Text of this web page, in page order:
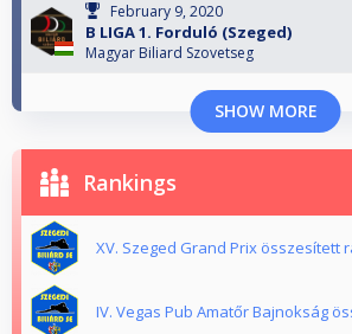
February 9, 2020
B LIGA 1. Forduló (Szeged)
Magyar Biliard Szovetseg
SHOW MORE
Rankings
XV. Szeged Grand Prix összesített
IV. Vegas Pub Amatőr Bajnokság